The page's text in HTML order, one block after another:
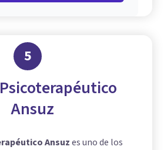
5
Ansuz
Ansuzes uno de los